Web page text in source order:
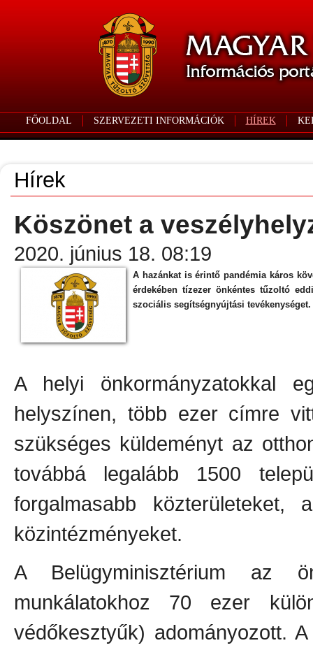
FŐOLDAL SZERVEZETI INFORMÁCIÓK HÍREK
Hírek
Köszönet a
2020. június 18. 08:19
A hazánkat is érintő pandémia káros
érdekében tízezer önkéntes tűzoltó
szociális segítségnyújtási tevékenységet.
A helyi önkormányzatokkal
helyszínen, több ezer címre
szükséges küldeményt az
továbbá legalább 1500
forgalmasabb
közintézményeket.
A Belügyminisztérium az
munkálatokhoz 70 ezer
védőkesztyűk) adományozott.